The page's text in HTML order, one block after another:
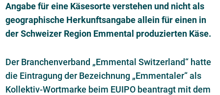
Angabe für eine Käsesorte verstehen und nicht als
geographische Herkunftsangabe allein für einen in
der Schweizer Region Emmental produzierten Käse.
Der Branchenverband „Emmental Switzerland“ hatte
die Eintragung der Bezeichnung „Emmentaler“ als
Kollektiv-Wortmarke beim EUIPO beantragt mit dem